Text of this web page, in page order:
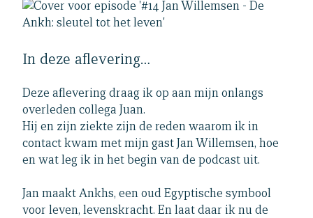
In deze aflevering…
Deze aflevering draag ik op aan mijn onlangs
overleden collega Juan.
Hij en zijn ziekte zijn de reden waarom ik in
contact kwam met mijn gast Jan Willemsen, hoe
en wat leg ik in het begin van de podcast uit.
Jan maakt Ankhs, een oud Egyptische symbool
voor leven, levenskracht. En laat daar ik nu de